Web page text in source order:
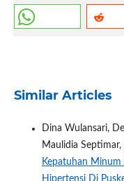
Similar Articles
Dina Wulansari,
Maulidia Septimar,
Kepatuhan Minum